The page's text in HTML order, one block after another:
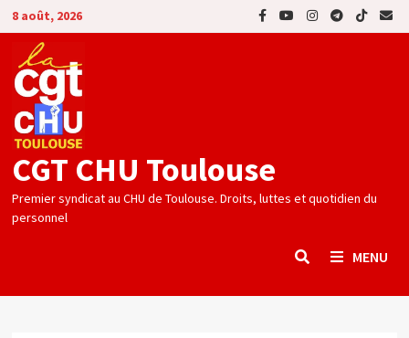
Passer
au
contenu
8 août, 2026
CGT CHU Toulouse
Premier syndicat au CHU de Toulouse. Droits, luttes et quotidien du
personnel
MENU